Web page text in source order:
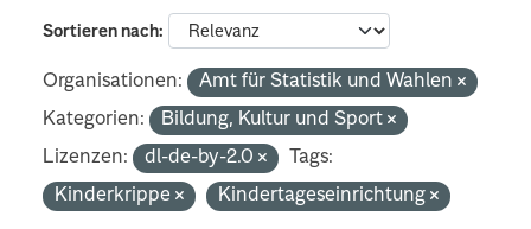
Sortieren nach
Organisationen:
Amt für Statistik und Wahlen
Kategorien:
Bildung, Kultur und Sport
Lizenzen:
dl-de-by-2.0
Tags:
Kinderkrippe
Kindertageseinrichtung